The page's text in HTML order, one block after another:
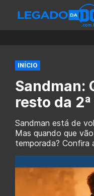
INÍCIO
Sandman:
resto da
Sandman está de
Mas quando que
temporada? Confira